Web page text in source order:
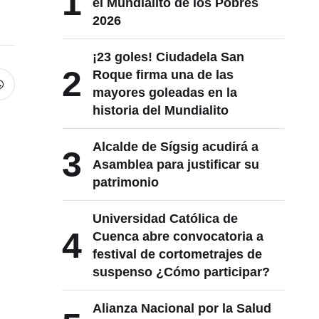
el Mundialito de los Pobres
2026
2
¡23 goles! Ciudadela San
Roque firma una de las
mayores goleadas en la
historia del Mundialito
3
Alcalde de Sígsig acudirá a
Asamblea para justificar su
patrimonio
4
Universidad Católica de
Cuenca abre convocatoria a
festival de cortometrajes de
suspenso ¿Cómo participar?
Alianza Nacional por la Salud